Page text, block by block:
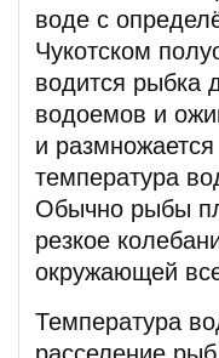
воде с
Чукотском
водится рыбка
водоемов и
и
температура
Обычно рыбы
резкое
окружающей
Температура